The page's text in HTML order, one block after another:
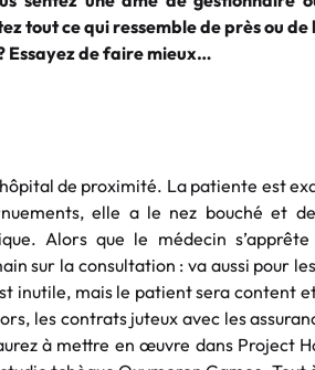
tout ce qui ressemble de près ou
Essayez de faire mieux…
de proximité. La patiente est
elle a le nez bouché et
Alors que le médecin
sur la consultation : va aussi pour
inutile, mais le patient sera content
les contrats juteux avec les
à mettre en œuvre dans Project